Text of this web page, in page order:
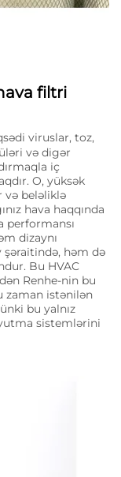
filtri
viruslar, toz,
və digər
iç
O, yüksək
və beləliklə
hava haqqında
dizaynı
şəraitində, həm də
Bu HVAC
Renhe-nin bu
zaman istənilən
bu yalnız
sistemlərini